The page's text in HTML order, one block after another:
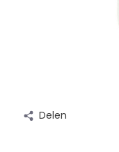
Delen